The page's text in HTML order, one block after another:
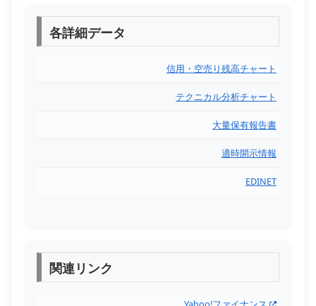
各詳細データ
信用・空売り残高チャート
テクニカル分析チャート
大量保有報告書
適時開示情報
EDINET
関連リンク